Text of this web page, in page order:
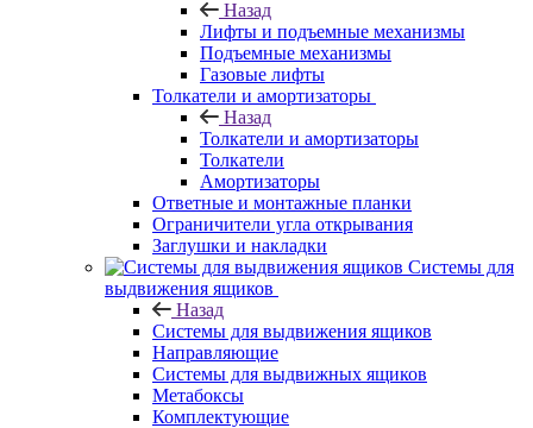
Назад
Лифты и подъемные механизмы
Подъемные механизмы
Газовые лифты
Толкатели и амортизаторы
Назад
Толкатели и амортизаторы
Толкатели
Амортизаторы
Ответные и монтажные планки
Ограничители угла открывания
Заглушки и накладки
Системы для
выдвижения ящиков
Назад
Системы для выдвижения ящиков
Направляющие
Системы для выдвижных ящиков
Метабоксы
Комплектующие